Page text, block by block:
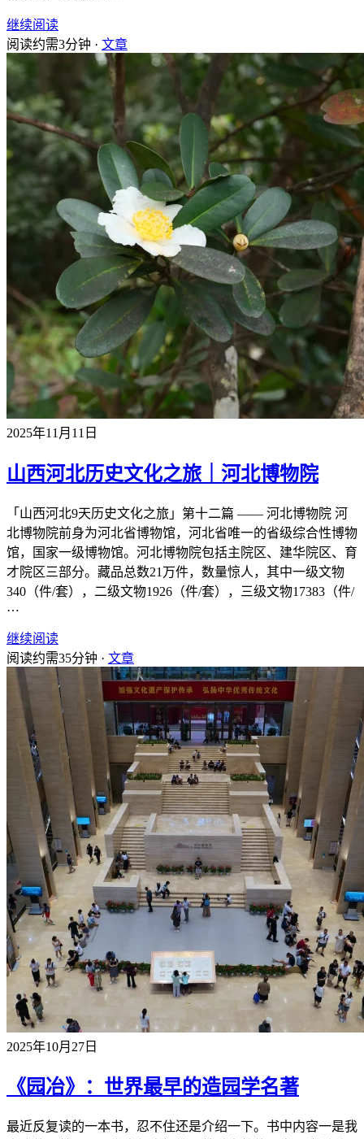
继续阅读
阅读约需3分钟 · 文章
2025年11月11日
山西河北历史文化之旅｜河北博物院
「山西河北9天历史文化之旅」第十二篇 —— 河北博物院 河
北博物院前身为河北省博物馆，河北省唯一的省级综合性博物
馆，国家一级博物馆。河北博物院包括主院区、建华院区、育
才院区三部分。藏品总数21万件，数量惊人，其中一级文物
340（件/套），二级文物1926（件/套），三级文物17383（件/
…
继续阅读
阅读约需35分钟 · 文章
2025年10月27日
《园冶》：世界最早的造园学名著
最近反复读的一本书，忍不住还是介绍一下。书中内容一是我